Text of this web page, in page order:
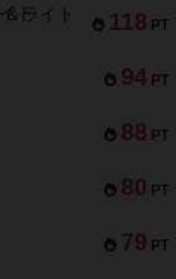
118 PT
ライト
94 PT
88 PT
80 PT
79 PT